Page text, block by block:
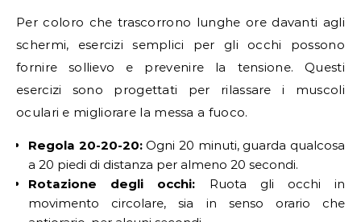
Per coloro che trascorrono lunghe ore davanti agli
schermi, esercizi semplici per gli occhi possono
fornire sollievo e prevenire la tensione. Questi
esercizi sono progettati per rilassare i muscoli
oculari e migliorare la messa a fuoco.
Regola 20-20-20:Ogni 20 minuti, guarda qualcosa
a 20 piedi di distanza per almeno 20 secondi.
Rotazione degli occhi: Ruota gli occhi in
movimento circolare, sia in senso orario che